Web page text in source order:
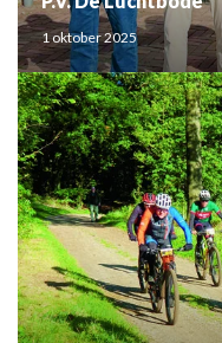
1 oktober 2025